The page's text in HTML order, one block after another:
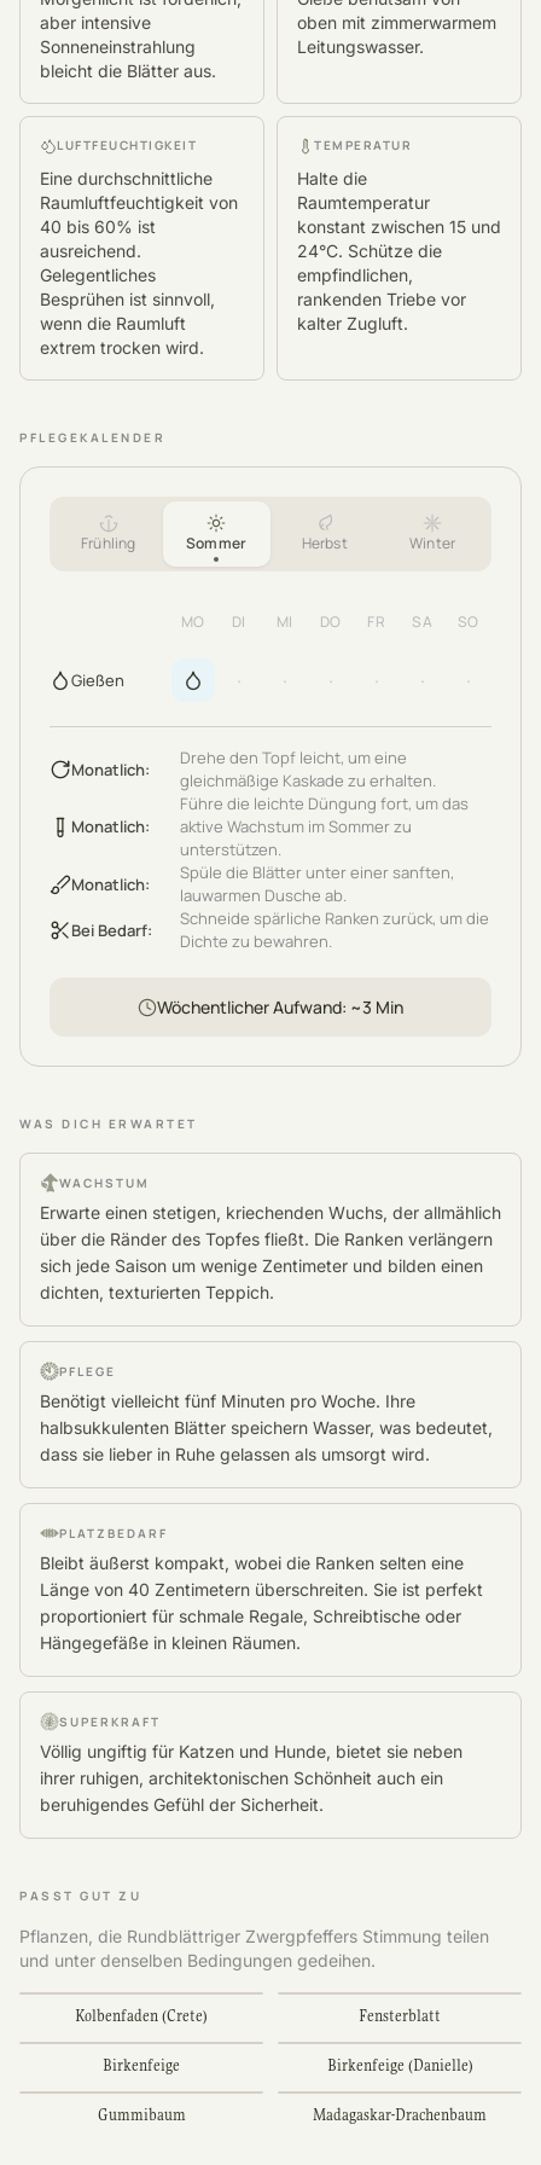
aber intensive
Sonneneinstrahlung
bleicht die Blätter aus.
oben mit zimmerwarmem
Leitungswasser.
LUFTFEUCHTIGKEIT
Eine durchschnittliche
Raumluftfeuchtigkeit von
40 bis 60% ist
ausreichend.
Gelegentliches
Besprühen ist sinnvoll,
wenn die Raumluft
extrem trocken wird.
TEMPERATUR
Halte die
Raumtemperatur
konstant zwischen 15 und
24°C. Schütze die
empfindlichen,
rankenden Triebe vor
kalter Zugluft.
PFLEGEKALENDER
Frühling Sommer Herbst Winter
MO DI MI DO FR SA SO
Gießen · · · · · ·
Monatlich:
Drehe den Topf leicht, um eine
gleichmäßige Kaskade zu erhalten.
Monatlich:
Führe die leichte Düngung fort, um das
aktive Wachstum im Sommer zu
unterstützen.
Monatlich:
Spüle die Blätter unter einer sanften,
lauwarmen Dusche ab.
Bei Bedarf:
Schneide spärliche Ranken zurück, um die
Dichte zu bewahren.
Wöchentlicher Aufwand: ~3 Min
WAS DICH ERWARTET
WACHSTUM
Erwarte einen stetigen, kriechenden Wuchs, der allmählich
über die Ränder des Topfes fließt. Die Ranken verlängern
sich jede Saison um wenige Zentimeter und bilden einen
dichten, texturierten Teppich.
PFLEGE
Benötigt vielleicht fünf Minuten pro Woche. Ihre
halbsukkulenten Blätter speichern Wasser, was bedeutet,
dass sie lieber in Ruhe gelassen als umsorgt wird.
PLATZBEDARF
Bleibt äußerst kompakt, wobei die Ranken selten eine
Länge von 40 Zentimetern überschreiten. Sie ist perfekt
proportioniert für schmale Regale, Schreibtische oder
Hängegefäße in kleinen Räumen.
SUPERKRAFT
Völlig ungiftig für Katzen und Hunde, bietet sie neben
ihrer ruhigen, architektonischen Schönheit auch ein
beruhigendes Gefühl der Sicherheit.
PASST GUT ZU
Pflanzen, die Rundblättriger Zwergpfeffers Stimmung teilen
und unter denselben Bedingungen gedeihen.
Kolbenfaden (Crete) Fensterblatt
Birkenfeige Birkenfeige (Danielle)
Gummibaum Madagaskar-Drachenbaum